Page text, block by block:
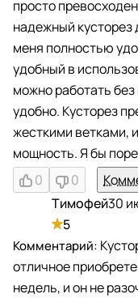
просто
надежный кусторез
меня полностью
удобный в
можно работать
удобно. Кусторез
жесткими ветками,
мощность. Я бы
0
0
Тимофей30
5
отличное
недель, и он не